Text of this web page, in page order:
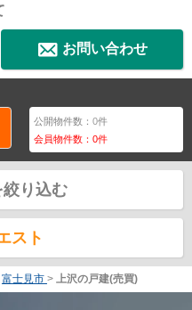
お問い合わせ
公開物件数：0件
会員物件数：0件
絞り込む
スト
富士見市 > 上沢の戸建(売買)